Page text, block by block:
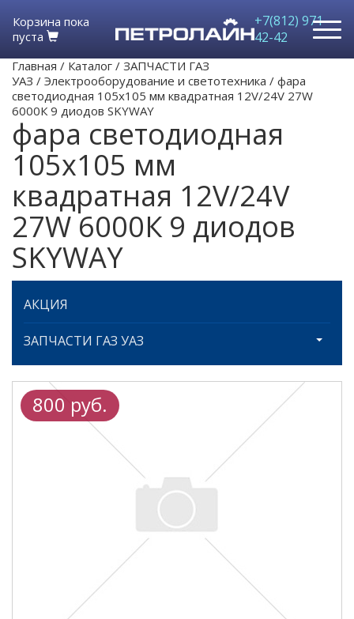
Корзина пока
пуста
+7(812) 971-
42-42
Главная / Каталог / ЗАПЧАСТИ ГАЗ
УАЗ / Электрооборудование и светотехника / фара
светодиодная 105х105 мм квадратная 12V/24V 27W
6000К 9 диодов SKYWAY
фара светодиодная
105х105 мм
квадратная 12V/24V
27W 6000К 9 диодов
SKYWAY
АКЦИЯ
ЗАПЧАСТИ ГАЗ УАЗ
800 руб.